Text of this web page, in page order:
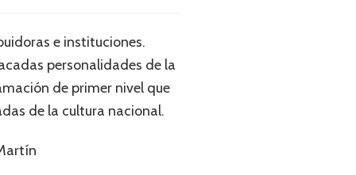
e instituciones.
personalidades de la
de primer nivel que
de la cultura nacional.